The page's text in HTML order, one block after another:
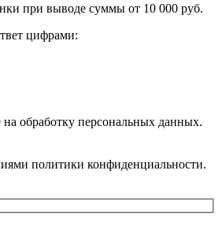
при выводе суммы от 10 000 руб.
цифрами:
на обработку персональных данных.
политики конфиденциальности.